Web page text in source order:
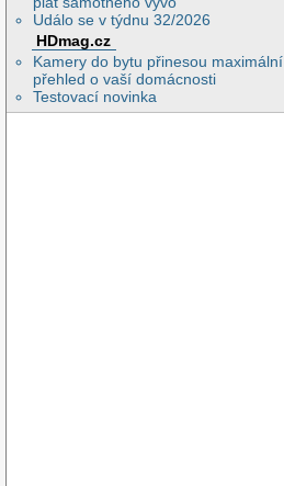
Událo se v týdnu 32/2026
HDmag.cz
Kamery do bytu přinesou maximální
přehled o vaší domácnosti
Testovací novinka